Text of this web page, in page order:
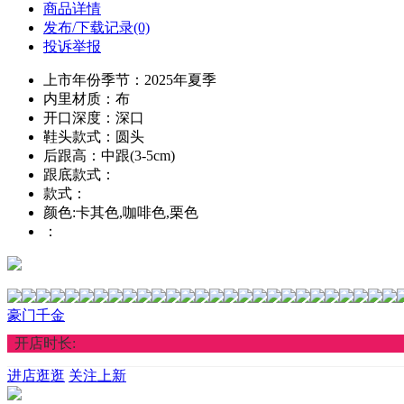
商品详情
发布/下载记录(0)
投诉举报
上市年份季节：2025年夏季
内里材质：布
开口深度：深口
鞋头款式：圆头
后跟高：中跟(3-5cm)
跟底款式：
款式：
颜色:卡其色,咖啡色,栗色
：
豪门千金
开店时长:
进店逛逛 关注上新